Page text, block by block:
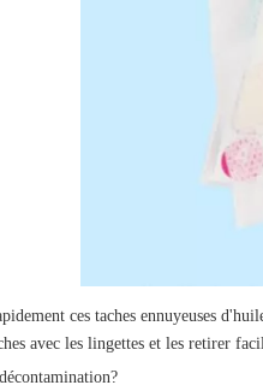
ces taches ennuyeuses
avec les lingettes et les retirer